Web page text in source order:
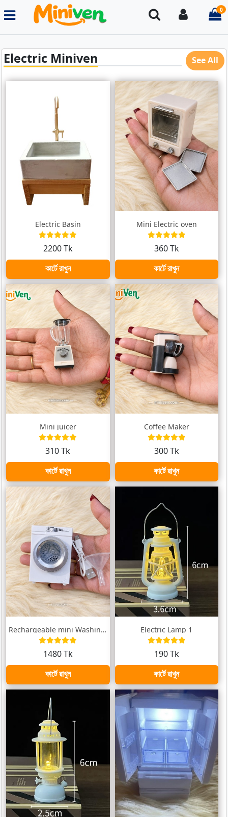
SearchLogin 0
Electric Miniven See All
Electric Basin
2200 Tk
কার্টে রাখুন
Mini Electric oven
360 Tk
কার্টে রাখুন
Mini juicer
310 Tk
কার্টে রাখুন
Coffee Maker
300 Tk
কার্টে রাখুন
Rechargeable mini Washing Machine
1480 Tk
কার্টে রাখুন
Electric Lamp 1
190 Tk
কার্টে রাখুন